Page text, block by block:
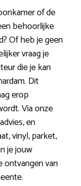
of de
behoorlijke
Of heb je geen
vraag je
die je kan
Dit
erop
Via onze
en
vinyl, parket,
je jouw
ontvangen van